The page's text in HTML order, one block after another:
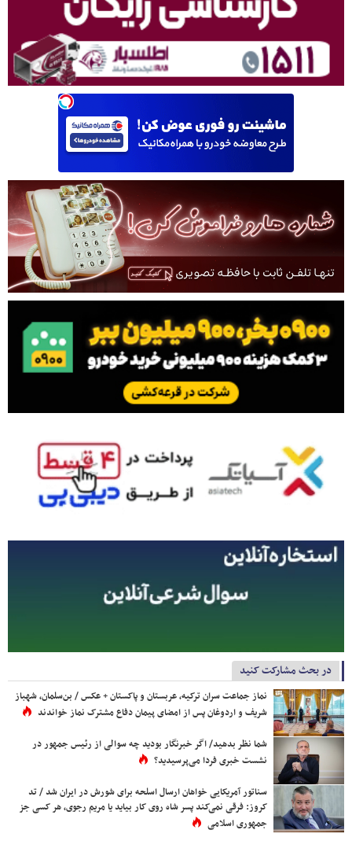
در بحث مشارکت کنید
نماز جماعت سران ترکیه، عربستان و پاکستان + عکس / بن‌سلمان، شهباز
شریف و اردوغان پس از امضای پیمان دفاع مشترک نماز خواندند
شما نظر بدهید/ اگر خبرنگار بودید چه سوالی از رئیس جمهور در
نشست خبری فردا می‌پرسیدید؟
سناتور آمریکایی خواهان ارسال اسلحه برای شورش در ایران شد / تد
کروز: فرقی نمی‌کند پسر شاه روی کار بیاید یا مریم رجوی، هر کسی جز
جمهوری اسلامی